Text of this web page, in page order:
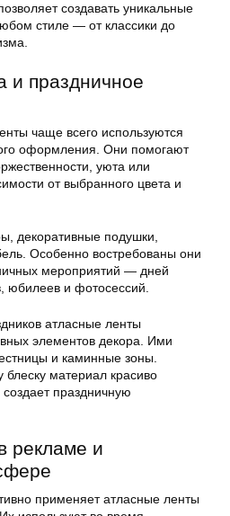
создавать уникальные
стиле — от классики до
и праздничное
чаще всего используются
оформления. Они помогают
уюта или
от выбранного цвета и
декоративные подушки,
Особенно востребованы они
мероприятий — дней
юбилеев и фотосессий.
атласные ленты
элементов декора. Ими
и каминные зоны.
блеску материал красиво
праздничную
рекламе и
применяет атласные ленты